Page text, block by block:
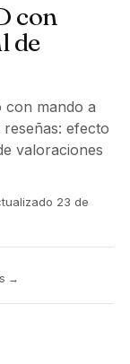
con
de
con mando a
reseñas: efecto
valoraciones
23 de
→